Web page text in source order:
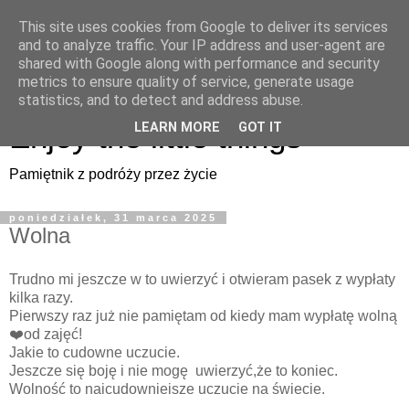
Enjoy the little things
Pamiętnik z podróży przez życie
Enjoy the little things
Pamiętnik z podróży przez życie
poniedziałek, 31 marca 2025
Wolna
Trudno mi jeszcze w to uwierzyć i otwieram pasek z wypłaty
kilka razy.
Pierwszy raz już nie pamiętam od kiedy mam wypłatę wolną
❤️od zajęć!
Jakie to cudowne uczucie.
Jeszcze się boję i nie mogę uwierzyć,że to koniec.
Wolność to najcudowniejsze uczucie na świecie.
This site uses cookies from Google to deliver its services
and to analyze traffic. Your IP address and user-agent are
shared with Google along with performance and security
metrics to ensure quality of service, generate usage
statistics, and to detect and address abuse.
LEARN MORE GOT IT